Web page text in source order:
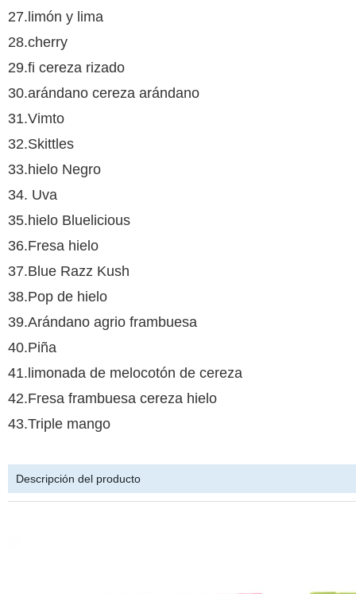
27.limón y lima
28.cherry
29.fi cereza rizado
30.arándano cereza arándano
31.Vimto
32.Skittles
33.hielo Negro
34. Uva
35.hielo Bluelicious
36.Fresa hielo
37.Blue Razz Kush
38.Pop de hielo
39.Arándano agrio frambuesa
40.Piña
41.limonada de melocotón de cereza
42.Fresa frambuesa cereza hielo
43.Triple mango
Descripción del producto